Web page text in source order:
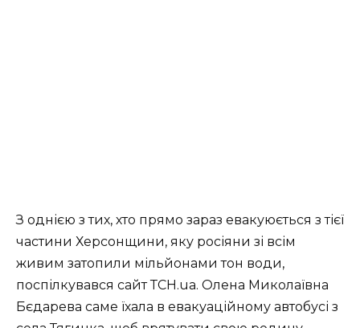
З однією з тих, хто прямо зараз евакуюється з тієї
частини Херсонщини, яку росіяни зі всім
живим затопили мільйонами тон води,
поспілкувався сайт ТСН.ua. Олена Миколаївна
Бєдарева саме їхала в евакуаційному автобусі з